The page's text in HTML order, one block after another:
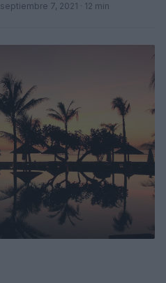
septiembre 7, 2021 · 12 min